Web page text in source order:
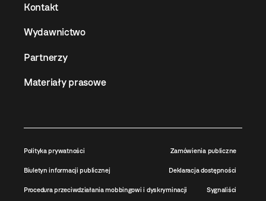
Kontakt
Wydawnictwo
Partnerzy
Materiały prasowe
Polityka prywatności Zamówienia publiczne
Biuletyn informacji publicznej Deklaracja dostępności
Procedura przeciwdziałania mobbingowi i dyskryminacji Sygnaliści